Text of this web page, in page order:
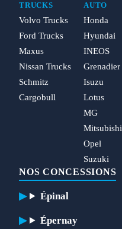
TRUCKS
Volvo Trucks
Ford Trucks
Maxus
Nissan Trucks
Schmitz
Cargobull
AUTO
Honda
Hyundai
INEOS
Grenadier
Isuzu
Lotus
MG
Mitsubishi
Opel
Suzuki
NOS CONCESSIONS
Épinal
Épernay